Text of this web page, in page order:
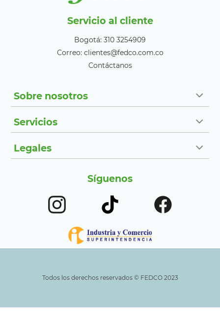
Servicio al cliente
Bogotá: 310 3254909
Correo: clientes@fedco.com.co
Contáctanos
Sobre nosotros
Servicios
Legales
Síguenos
Todos los derechos reservados ©️ FEDCO 2023